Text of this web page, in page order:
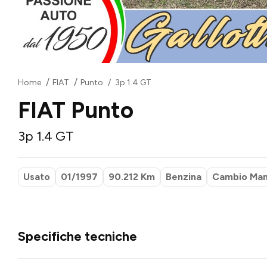
Home FIAT Punto 3p 1.4 GT
FIAT Punto
3p 1.4 GT
Usato 01/1997 90.212 Km Benzina Cambio
Specifiche tecniche